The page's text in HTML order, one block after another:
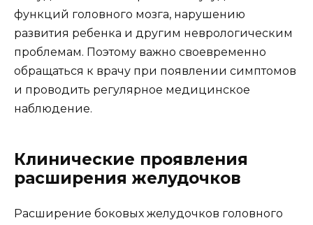
функций головного мозга, нарушению
развития ребенка и другим неврологическим
проблемам. Поэтому важно своевременно
обращаться к врачу при появлении симптомов
и проводить регулярное медицинское
наблюдение.
Клинические проявления
расширения желудочков
Расширение боковых желудочков головного